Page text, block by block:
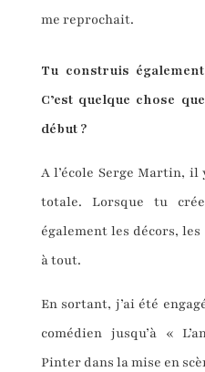
me reprochait.
Tu construis
C’est quelque chose
début ?
A l’école Serge Martin,
totale. Lorsque tu
également les décors,
à tout.
En sortant, j’ai été
comédien jusqu’à «
Pinter dans la mise en